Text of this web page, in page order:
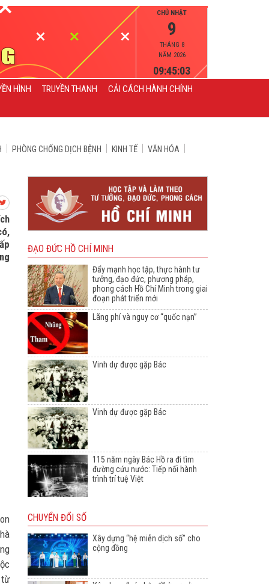
CHỦ NHẬT
9
THÁNG 8
NĂM 2026
09:45:04
HÌNH TRUYỀN THANH
CẢI CÁCH HÀNH CHÍNH
PHÒNG CHỐNG DỊCH BỆNH KINH TẾ
VĂN HÓA
từ
ĐẠO ĐỨC HỒ CHÍ MINH
Đẩy mạnh học tập, thực hành tư
tưởng, đạo đức, phương pháp,
phong cách Hồ Chí Minh trong giai
đoạn phát triển mới
Lãng phí và nguy cơ “quốc nạn”
Vinh dự được gặp Bác
Vinh dự được gặp Bác
115 năm ngày Bác Hồ ra đi tìm
đường cứu nước: Tiếp nối hành
trình trí tuệ Việt
CHUYỂN ĐỔI SỐ
Xây dựng “hệ miễn dịch số” cho
cộng đồng